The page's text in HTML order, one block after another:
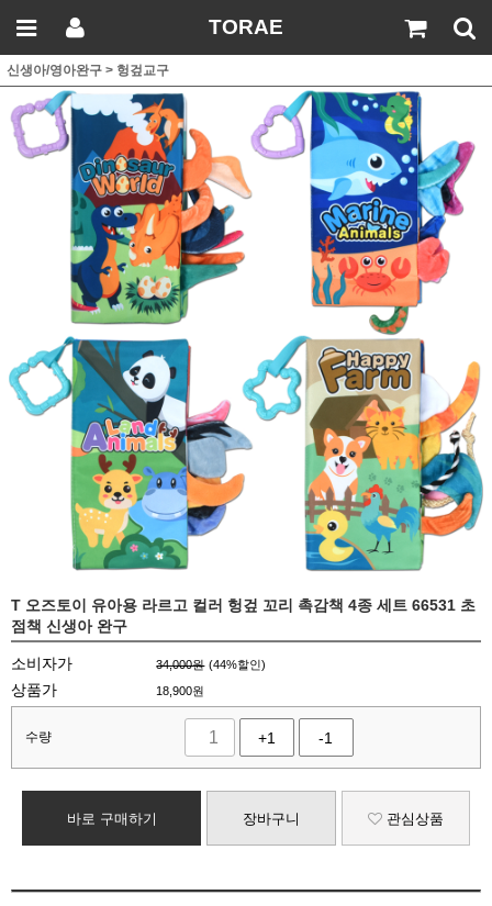
TORAE
신생아/영아완구 > 헝겊교구
T 오즈토이 유아용 라르고 컬러 헝겊 꼬리 촉감책 4종 세트 66531 초
점책 신생아 완구
소비자가 34,000원 (44%할인)
상품가 18,900원
수량 +1 -1
바로 구매하기 장바구니 관심상품